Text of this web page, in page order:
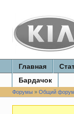
Главная
Бардачок
Форумы» Общий форум